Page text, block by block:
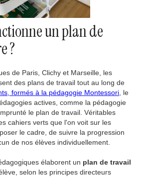
un plan de
?
de Paris, Clichy et Marseille, les
des plans de travail tout au long de
formés à la pédagogie Montessori , le
actives, comme la pédagogie
le plan de travail. Véritables
cahiers verts que l'on voit sur les
le cadre, de suivre la progression
de nos élèves individuellement.
élaborent un plan de travail
selon les principes directeurs